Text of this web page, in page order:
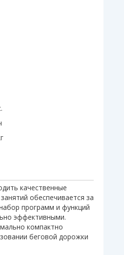
качественные
обеспечивается за
программ и функций
эффективными.
компактно
беговой дорожки